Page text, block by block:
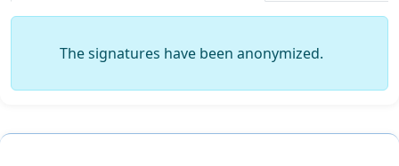
The signatures have been anonymized.